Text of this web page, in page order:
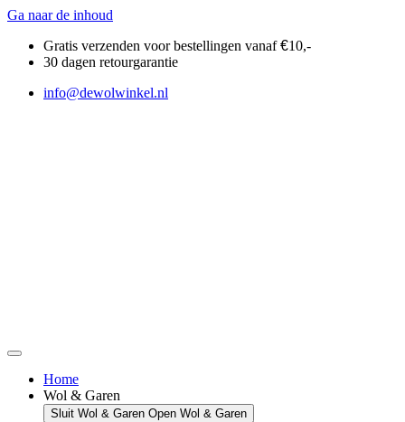
Ga naar de inhoud
Gratis verzenden voor bestellingen vanaf€10,-
30 dagen retourgarantie
info@dewolwinkel.nl
Home
Wol & Garen
Sluit Wol & Garen Open Wol & Garen